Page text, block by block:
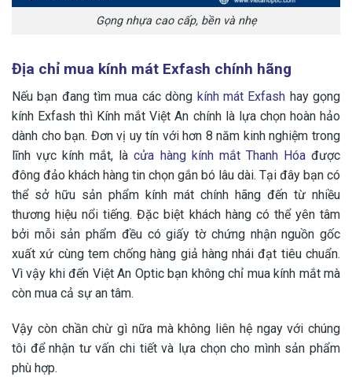
Gọng nhựa cao cấp, bền và nhẹ
Địa chỉ mua kính mát Exfash chính hãng
Nếu bạn đang tìm mua các dòng kính mát Exfash hay gọng
kính Exfash thì Kính mắt Việt An chính là lựa chọn hoàn hảo
dành cho bạn. Đơn vị uy tín với hơn 8 năm kinh nghiệm trong
lĩnh vực kính mắt, làcửa hàng kính mắt Thanh Hóađược
đông đảo khách hàng tin chọn gắn bó lâu dài. Tại đây bạn có
thể sở hữu sản phẩm kính mát chính hãng đến từ nhiều
thương hiệu nổi tiếng. Đặc biệt khách hàng có thể yên tâm
bởi mỗi sản phẩm đều có giấy tờ chứng nhận nguồn gốc
xuất xứ cùng tem chống hàng giả hàng nhái đạt tiêu chuẩn.
Vì vậy khi đến Việt An Optic bạn không chỉ mua kính mắt mà
còn mua cả sự an tâm.
Vậy còn chần chừ gì nữa mà không liên hệ ngay với chúng
tôi để nhận tư vấn chi tiết và lựa chọn cho mình sản phẩm
phù hợp.